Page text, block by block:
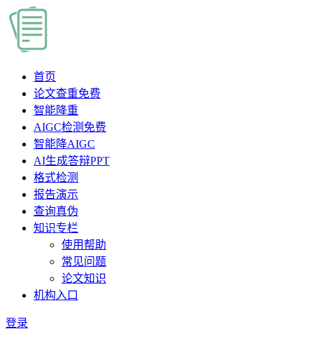
首页
论文查重免费
智能降重
AIGC检测 免费
智能降AIGC
AI生成答辩PPT
格式检测
报告演示
查询真伪
知识专栏
使用帮助
常见问题
论文知识
机构入口
登录